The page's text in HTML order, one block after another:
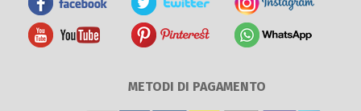
METODI DI PAGAMENTO